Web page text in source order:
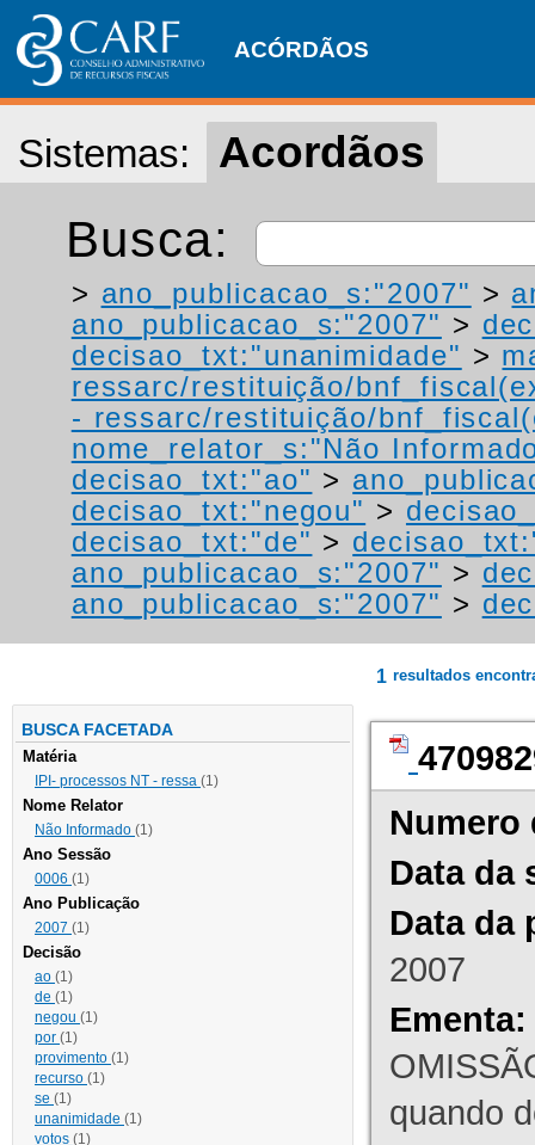
ACÓRDÃOS
Sistemas: Acordãos
Busca:
> ano_publicacao_s:"2007" >
ano_publicacao_s:"2007" >
decisao_txt:"unanimidade" >
ressarc/restituição/
- ressarc/restituição/
nome_relator_s:"Não
decisao_txt:"ao" >
decisao_txt:"negou" >
decisao_txt:"de" >
ano_publicacao_s:"2007" >
ano_publicacao_s:"2007" >
BUSCA FACETADA
Matéria
IPI- processos NT - ressa (1)
Nome Relator
Não Informado (1)
Ano Sessão
0006 (1)
Ano Publicação
2007 (1)
Decisão
ao (1)
de (1)
negou (1)
por (1)
provimento (1)
recurso (1)
se (1)
unanimidade (1)
votos (1)
1 resultados
Numero
Data da
Data da
2007
Ementa:
quando